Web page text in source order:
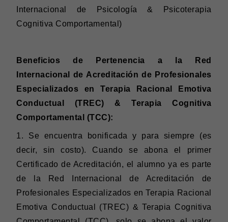
Internacional de Psicología & Psicoterapia
Cognitiva Comportamental)
Beneficios de Pertenencia a la Red
Internacional de Acreditación de Profesionales
Especializados en Terapia Racional Emotiva
Conductual (TREC) & Terapia Cognitiva
Comportamental (TCC):
1. Se encuentra bonificada y para siempre (es
decir, sin costo). Cuando se abona el primer
Certificado de Acreditación, el alumno ya es parte
de la Red Internacional de Acreditación de
Profesionales Especializados en Terapia Racional
Emotiva Conductual (TREC) & Terapia Cognitiva